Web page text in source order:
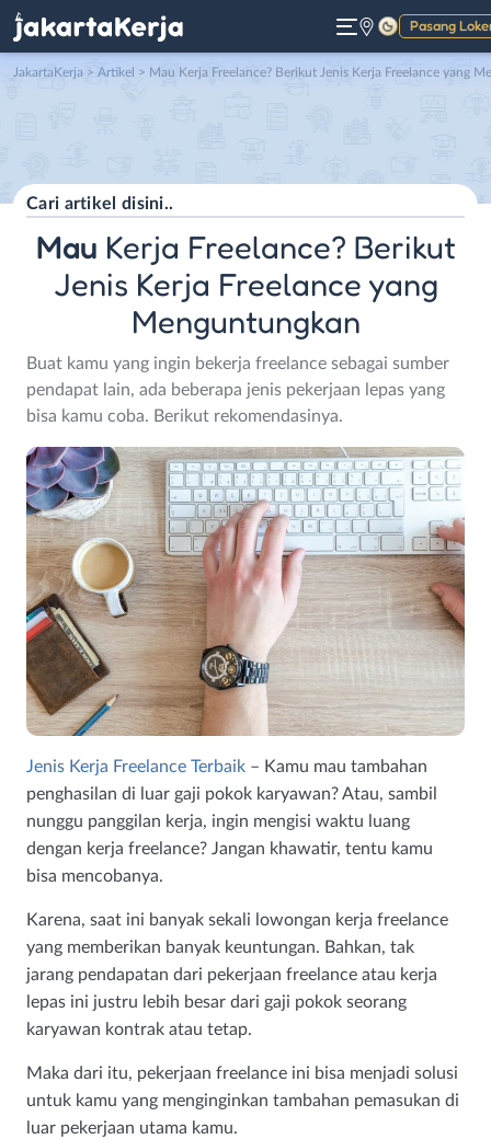
Pasang
Gelap
JakartaKerja > Artikel > Mau Kerja Freelance? Berikut Jenis Kerja Freelance yang Menguntungkan
Mau Kerja Freelance? Berikut
Jenis Kerja Freelance yang
Menguntungkan
Buat kamu yang ingin bekerja freelance sebagai sumber
pendapat lain, ada beberapa jenis pekerjaan lepas yang
bisa kamu coba. Berikut rekomendasinya.
Jenis Kerja Freelance Terbaik – Kamu mau tambahan
penghasilan di luar gaji pokok karyawan? Atau, sambil
nunggu panggilan kerja, ingin mengisi waktu luang
dengan kerja freelance? Jangan khawatir, tentu kamu
bisa mencobanya.
Karena, saat ini banyak sekali lowongan kerja freelance
yang memberikan banyak keuntungan. Bahkan, tak
jarang pendapatan dari pekerjaan freelance atau kerja
lepas ini justru lebih besar dari gaji pokok seorang
karyawan kontrak atau tetap.
Maka dari itu, pekerjaan freelance ini bisa menjadi solusi
untuk kamu yang menginginkan tambahan pemasukan di
luar pekerjaan utama kamu.